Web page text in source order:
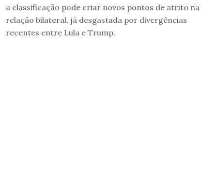
a classificação pode criar novos pontos de atrito na
relação bilateral, já desgastada por divergências
recentes entre Lula e Trump.